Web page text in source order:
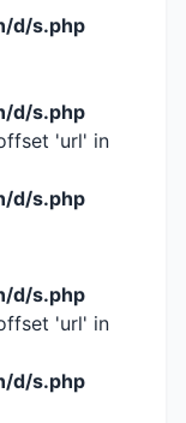
d/s.php
d/s.php
'url' in
d/s.php
d/s.php
'url' in
d/s.php